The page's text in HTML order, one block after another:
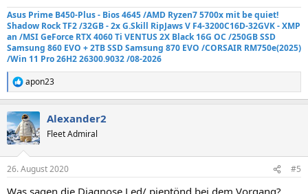
Asus Prime B450-Plus - Bios 4645 /AMD Ryzen7 5700x mit be quiet!
Shadow Rock TF2/32GB - 2x G.Skill RipJaws V F4-3200C16D-32GVK - XMP
an /MSI GeForce RTX 4060 Ti VENTUS 2X Black 16G OC /250GB SSD
Samsung 860 EVO +2TB SSD Samsung 870 EVO /CORSAIR RM750e(2025)
/Win 11 Pro 26H2 26300.9032 /08-2026
R
e
k
t
i
e
apon23
Alexander2
Fleet Admiral
26. August 2020 #5
Was sagen die Diagnose Led/ pieptönd bei dem Vorgang?